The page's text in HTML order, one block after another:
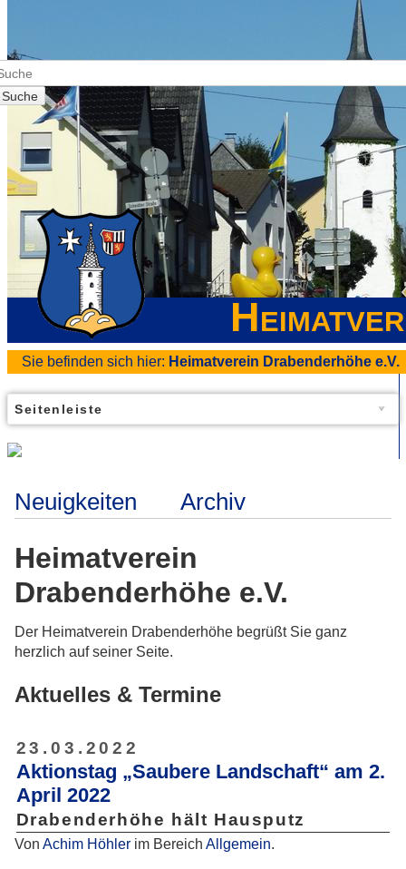
Suche
Sie befinden sich hier: Heimatverein Drabenderhöhe e.V.
Seitenleiste
Neuigkeiten Archiv
Heimatverein
Drabenderhöhe e.V.
Der Heimatverein Drabenderhöhe begrüßt Sie ganz
herzlich auf seiner Seite.
Aktuelles & Termine
23.03.2022
Aktionstag „Saubere Landschaft“ am 2.
April 2022
Drabenderhöhe hält Hausputz
Von Achim Höhler im Bereich Allgemein.